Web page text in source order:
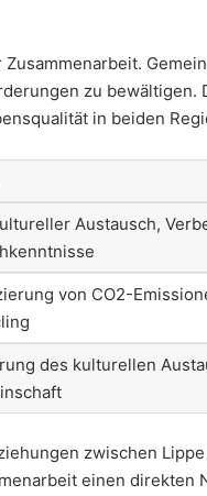
zu bewältigen.
in beiden
Austausch,
von CO2-
des kulturellen
zwischen
einen direkten